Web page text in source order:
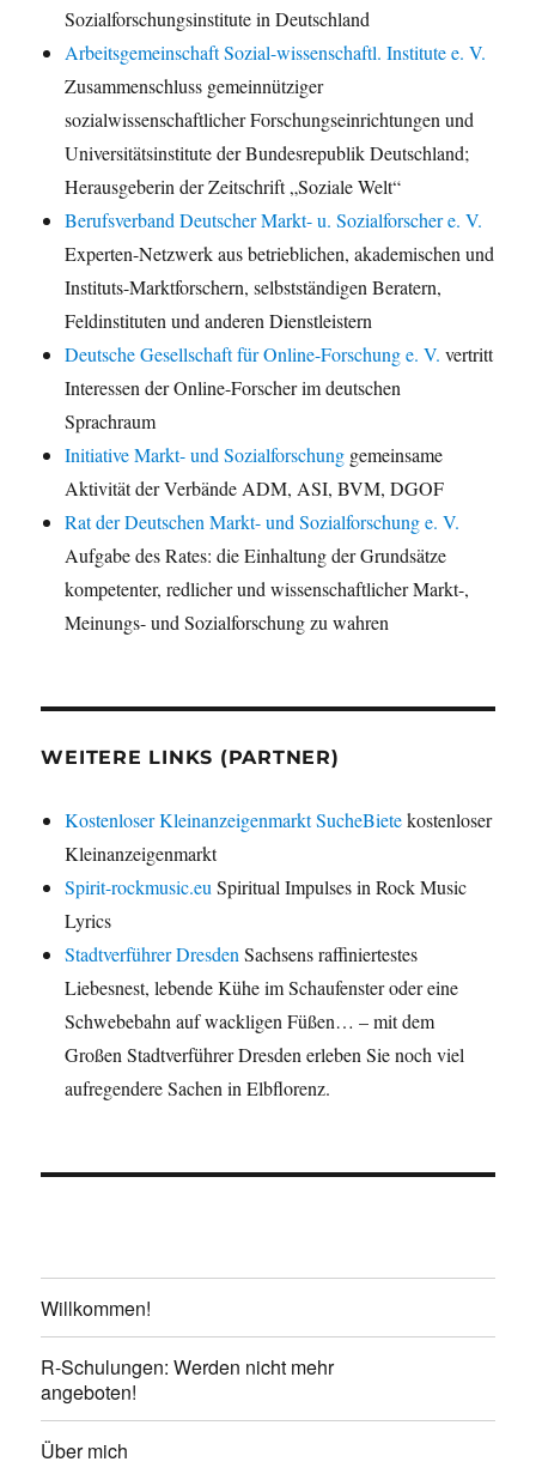
Sozialforschungsinstitute in Deutschland
Arbeitsgemeinschaft Sozial-wissenschaftl. Institute e. V.
Zusammenschluss gemeinnütziger
sozialwissenschaftlicher Forschungseinrichtungen und
Universitätsinstitute der Bundesrepublik Deutschland;
Herausgeberin der Zeitschrift „Soziale Welt“
Berufsverband Deutscher Markt- u. Sozialforscher e. V.
Experten-Netzwerk aus betrieblichen, akademischen und
Instituts-Marktforschern, selbstständigen Beratern,
Feldinstituten und anderen Dienstleistern
Deutsche Gesellschaft für Online-Forschung e. V. vertritt
Interessen der Online-Forscher im deutschen
Sprachraum
Initiative Markt- und Sozialforschung gemeinsame
Aktivität der Verbände ADM, ASI, BVM, DGOF
Rat der Deutschen Markt- und Sozialforschung e. V.
Aufgabe des Rates: die Einhaltung der Grundsätze
kompetenter, redlicher und wissenschaftlicher Markt-,
Meinungs- und Sozialforschung zu wahren
WEITERE LINKS (PARTNER)
Kostenloser Kleinanzeigenmarkt SucheBietekostenloser
Kleinanzeigenmarkt
Spirit-rockmusic.eu Spiritual Impulses in Rock Music
Lyrics
Stadtverführer Dresden Sachsens raffiniertestes
Liebesnest, lebende Kühe im Schaufenster oder eine
Schwebebahn auf wackligen Füßen… – mit dem
Großen Stadtverführer Dresden erleben Sie noch viel
aufregendere Sachen in Elbflorenz.
Willkommen!
R-Schulungen: Werden nicht mehr
angeboten!
Über mich